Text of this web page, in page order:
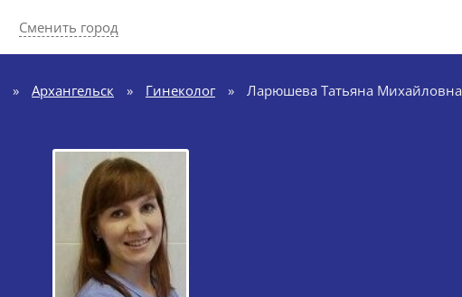
Сменить город
» Архангельск » Гинеколог » Ларюшева Татьяна Михайловна